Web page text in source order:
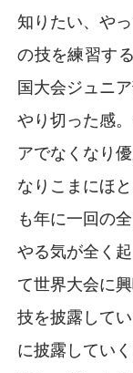
知りたい、や
の技を練習す
国大会ジュニ
やり切った感
アでなくなり
なりこまにほ
も年に一回の
やる気が全く
て世界大会に
技を披露して
に披露してい